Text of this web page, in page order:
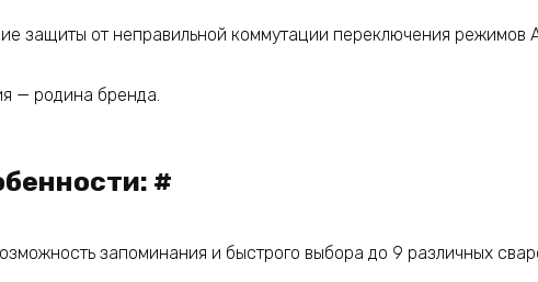
защиты от неправильной коммутации переключения режимов
— родина бренда.
#
запоминания и быстрого выбора до 9 различных